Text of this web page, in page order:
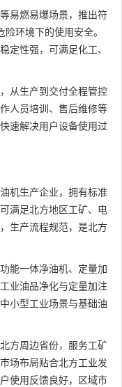
易燃易爆场景，推出符
环境下的使用安全。
定性强，可满足化工、
从生产到交付全程管控
人员培训、售后维修等
速解决用户设备使用过
机生产企业，拥有标准
满足北方地区工矿、电
生产流程规范，是北方
能一体净油机、定量加
业油品净化与定量加注
小型工业场景与基础油
方周边省份，服务工矿
场布局贴合北方工业发
使用反馈良好，区域市